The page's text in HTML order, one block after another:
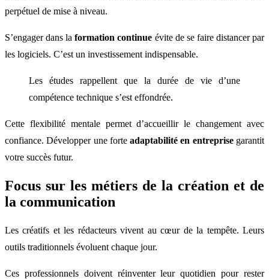
perpétuel de mise à niveau.
S’engager dans laformation continue évite de se faire distancer par
les logiciels. C’est un investissement indispensable.
Les études rappellent que la durée de vie d’une
compétence technique s’est effondrée.
Cette flexibilité mentale permet d’accueillir le changement avec
confiance. Développer une forteadaptabilité en entreprisegarantit
votre succès futur.
Focus sur les métiers de la création et de
la communication
Les créatifs et les rédacteurs vivent au cœur de la tempête. Leurs
outils traditionnels évoluent chaque jour.
Ces professionnels doivent réinventer leur quotidien pour rester